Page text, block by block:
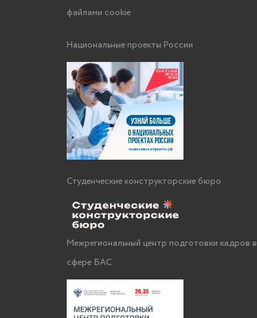
файлами cookie
Национальные проекты России
Студенческие конструкторские бюро
Межрегиональный центр подготовки кадров в
сфере БАС